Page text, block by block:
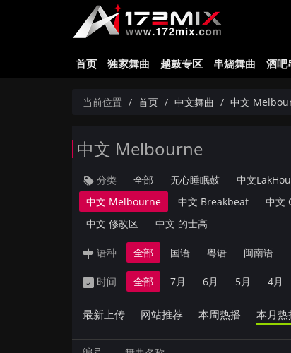
首页 独家舞曲 越鼓专区 串烧舞曲 酒吧
当前位置 首页 中文舞曲 中文
中文 Melbourne
分类 全部 无心睡眠鼓 中文
中文 Melbourne
中文 Breakbeat 中文
中文 修改区
中文 的士高
语种 全部 国语 粤语 闽南语
时间 全部 7月 6月 5月 4月
最新上传 网站推荐 本周热播 本月热